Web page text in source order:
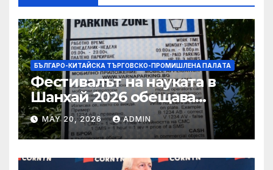
БЪЛГАРО-КИТАЙСКА ТЪРГОВСКО-ПРОМИШЛЕНА ПАЛAТА
Фестивалът на науката в
Шанхай 2026 обещава
вълнуващи научно-
технологични иновации
MAY 20, 2026 ADMIN